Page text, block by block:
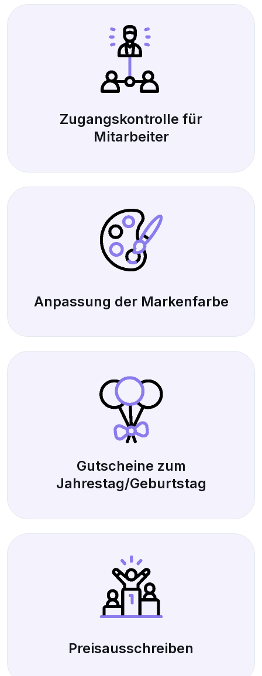
Zugangskontrolle für
Mitarbeiter
Anpassung der Markenfarbe
Gutscheine zum
Jahrestag/Geburtstag
Preisausschreiben